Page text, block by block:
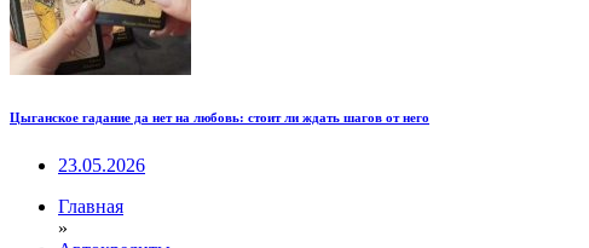
Цыганское гадание да нет на любовь: стоит ли ждать шагов от него
23.05.2026
Главная
»